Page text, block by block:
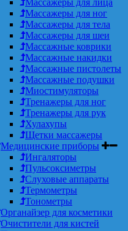
Массажеры для ног
Массажеры для тела
Массажеры для шеи
Массажные коврики
Массажные накидки
Массажные пистолеты
Массажные подушки
Миостимуляторы
Тренажеры для ног
Тренажеры для рук
Хулахупы
Щетки массажеры
Медицинские приборы
Ингаляторы
Пульсоксиметры
Слуховые аппараты
Термометры
Тонометры
Органайзер для косметики
Очистители для кистей